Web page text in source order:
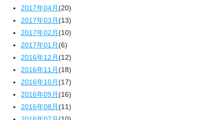
2017年04月(20)
2017年03月(13)
2017年02月(10)
2017年01月(6)
2016年12月(12)
2016年11月(18)
2016年10月(17)
2016年09月(16)
2016年08月(11)